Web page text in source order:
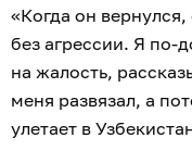
«Когда он
без агрессии. Я по-
на жалость,
меня развязал, а
улетает в